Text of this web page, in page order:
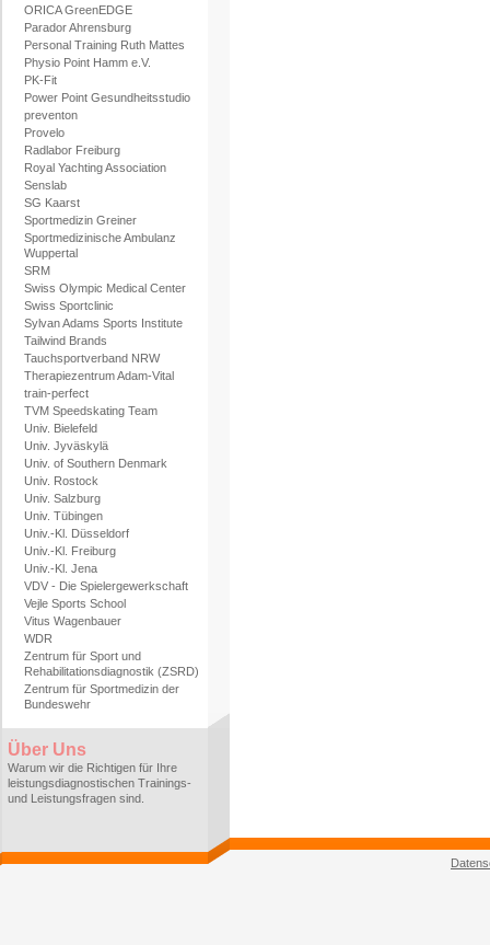
ORICA GreenEDGE
Parador Ahrensburg
Personal Training Ruth Mattes
Physio Point Hamm e.V.
PK-Fit
Power Point Gesundheitsstudio
preventon
Provelo
Radlabor Freiburg
Royal Yachting Association
Senslab
SG Kaarst
Sportmedizin Greiner
Sportmedizinische Ambulanz
Wuppertal
SRM
Swiss Olympic Medical Center
Swiss Sportclinic
Sylvan Adams Sports Institute
Tailwind Brands
Tauchsportverband NRW
Therapiezentrum Adam-Vital
train-perfect
TVM Speedskating Team
Univ. Bielefeld
Univ. Jyväskylä
Univ. of Southern Denmark
Univ. Rostock
Univ. Salzburg
Univ. Tübingen
Univ.-Kl. Düsseldorf
Univ.-Kl. Freiburg
Univ.-Kl. Jena
VDV - Die Spielergewerkschaft
Vejle Sports School
Vitus Wagenbauer
WDR
Zentrum für Sport und
Rehabilitationsdiagnostik (ZSRD)
Zentrum für Sportmedizin der
Bundeswehr
Über Uns
Warum wir die Richtigen für Ihre
leistungsdiagnostischen Trainings-
und Leistungsfragen sind.